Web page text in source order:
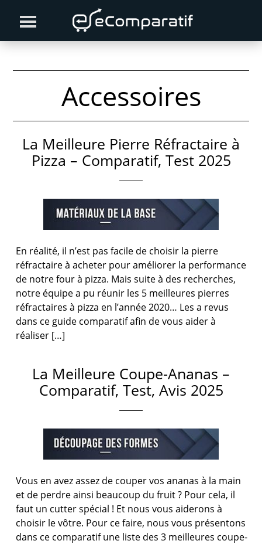
primary
navigation
content
Accessoires
La Meilleure Pierre Réfractaire à
Pizza – Comparatif, Test 2025
En réalité, il n’est pas facile de choisir la pierre
réfractaire à acheter pour améliorer la performance
de notre four à pizza. Mais suite à des recherches,
notre équipe a pu réunir les 5 meilleures pierres
réfractaires à pizza en l’année 2020… Les a revus
dans ce guide comparatif afin de vous aider à
réaliser […]
La Meilleure Coupe-Ananas –
Comparatif, Test, Avis 2025
Vous en avez assez de couper vos ananas à la main
et de perdre ainsi beaucoup du fruit ? Pour cela, il
faut un cutter spécial ! Et nous vous aiderons à
choisir le vôtre. Pour ce faire, nous vous présentons
dans ce comparatif une liste des 3 meilleures coupe-